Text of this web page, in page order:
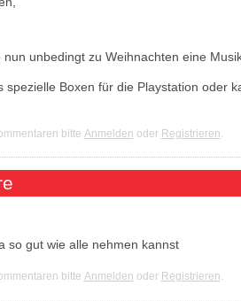
nun unbedingt zu Weihnachten eine
spezielle Boxen für die Playstation oder
bitte Anmelden oder Registrieren.
so gut wie alle nehmen kannst
bitte Anmelden oder Registrieren